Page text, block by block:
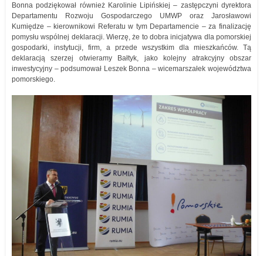
Bonna podziękował również Karolinie Lipińskiej – zastępczyni dyrektora
Departamentu Rozwoju Gospodarczego UMWP oraz Jarosławowi
Kumiędze – kierownikowi Referatu w tym Departamencie – za finalizację
pomysłu wspólnej deklaracji. Wierzę, że to dobra inicjatywa dla pomorskiej
gospodarki, instytucji, firm, a przede wszystkim dla mieszkańców. Tą
deklaracją szerzej otwieramy Bałtyk, jako kolejny atrakcyjny obszar
inwestycyjny – podsumował Leszek Bonna – wicemarszałek województwa
pomorskiego.